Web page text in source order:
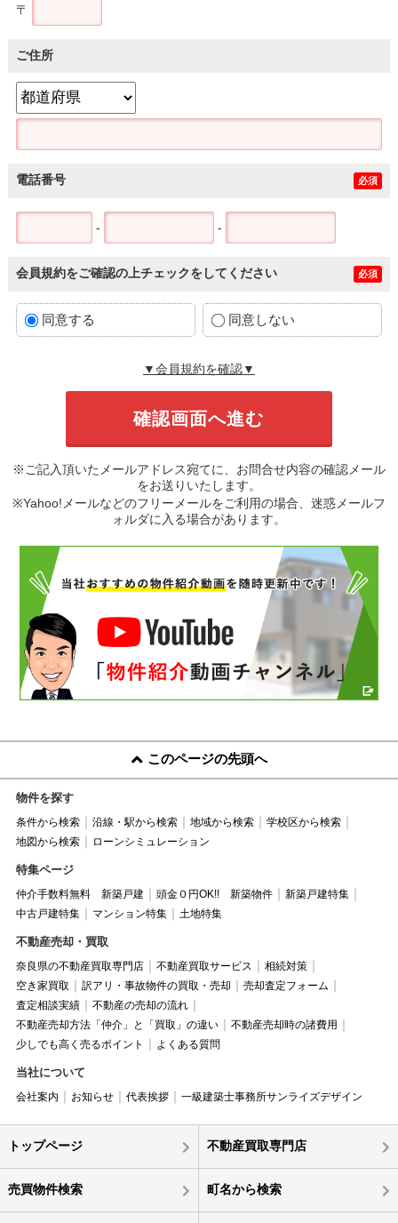
〒
ご住所
電話番号 必須
- -
会員規約をご確認の上チェックをしてください 必須
同意する 同意しない
▼会員規約を確認▼
※ご記入頂いたメールアドレス宛てに、お問合せ内容の確認メール
をお送りいたします。
※Yahoo!メールなどのフリーメールをご利用の場合、迷惑メールフ
ォルダに入る場合があります。
このページの先頭へ
物件を探す
条件から検索 沿線・駅から検索 地域から検索
学校区から検索
地図から検索
ローンシミュレーション
特集ページ
仲介手数料無料 新築戸建 頭金０円OK!! 新築物件
新築戸建特集
中古戸建特集
マンション特集 土地特集
不動産売却・買取
奈良県の不動産買取専門店 不動産買取サービス
相続対策
空き家買取
訳アリ・事故物件の買取・売却
売却査定フォーム
査定相談実績
不動産の売却の流れ
不動産売却方法「仲介」と「買取」の違い
不動産売却時の諸費用
少しでも高く売るポイント
よくある質問
当社について
会社案内 お知らせ 代表挨拶 一級建築士事務所サンライズデザイン
トップページ 不動産買取専門店
売買物件検索 町名から検索